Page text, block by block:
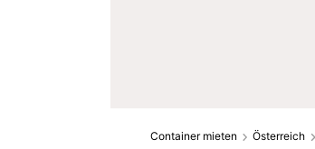
Container mieten Österreich